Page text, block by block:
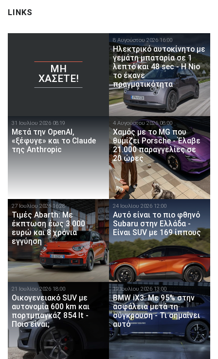
LINKS
ΜΗ
ΧΆΣΕΤΕ!
8 Αυγούστου 2026 16:00
Ηλεκτρικό αυτοκίνητο με
γεμάτη μπαταρία σε 1
λεπτό και 48 sec - Η Nio
το έκανε
πραγματικότητα
31 Ιουλίου 2026 08:19
Μετά την OpenAI,
«ξέφυγε» και το Claude
της Anthropic
4 Αυγούστου 2026 08:00
Χαμός με το MG που
θυμίζει Porsche - Έλαβε
21.000 παραγγελίες σε
20 ώρες
27 Ιουλίου 2026 16:28
Τιμές Abarth: Με
έκπτωση έως 3.000
ευρώ και 8 χρόνια
εγγύηση
24 Ιουλίου 2026 12:00
Αυτό είναι το πιο φθηνό
Subaru στην Ελλάδα -
Είναι SUV με 169 ίππους
21 Ιουλίου 2026 18:00
Οικογενειακό SUV με
αυτονομία 600 km και
πορτμπαγκάζ 854 lt -
Ποιο είναι;
19 Ιουλίου 2026 13:00
BMW iX3: Με 95% στην
ασφάλεια μετά τη
σύγκρουση - Τι σημαίνει
αυτό